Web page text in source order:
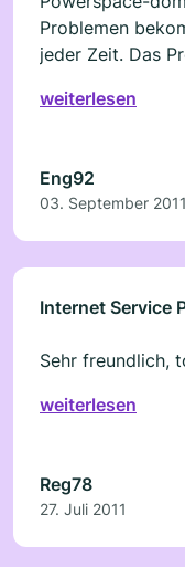
Problemen
jeder Zeit. Das
Service Domain
Powerspace-
weiterlesen
Eng92
03. September 2011
Internet Service
Sehr freundlich,
weiterlesen
Reg78
27. Juli 2011